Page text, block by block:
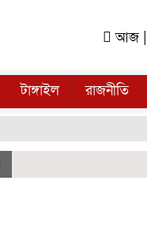
আজ ||
টাঙ্গাইল রাজনীতি